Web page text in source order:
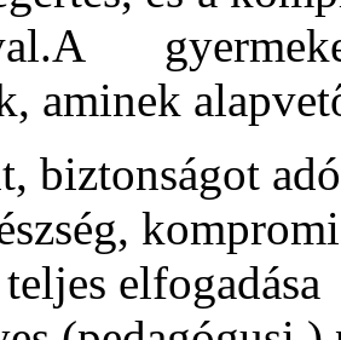
aminek
biztonságot
elfogadása